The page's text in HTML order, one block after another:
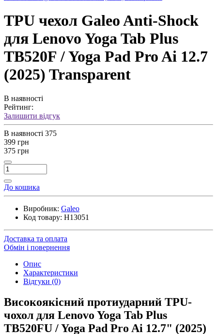
TPU чехол Galeo Anti-Shock
для Lenovo Yoga Tab Plus
TB520F / Yoga Pad Pro Ai 12.7
(2025) Transparent
В наявності
Рейтинг:
Залишити відгук
В наявності 375
399 грн
375 грн
До кошика
Виробник: Galeo
Код товару: H13051
Доставка та оплата
Обмін і повернення
Опис
Характеристики
Відгуки (0)
Високоякісний протиударний TPU-
чохол для Lenovo Yoga Tab Plus
TB520FU / Yoga Pad Pro Ai 12.7" (2025)